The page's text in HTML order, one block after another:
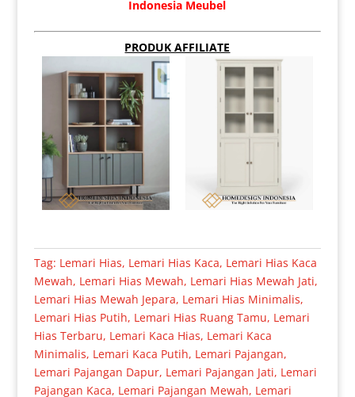
Indonesia Meubel
PRODUK AFFILIATE
Tag: Lemari Hias, Lemari Hias Kaca, Lemari Hias Kaca
Mewah, Lemari Hias Mewah, Lemari Hias Mewah Jati,
Lemari Hias Mewah Jepara, Lemari Hias Minimalis,
Lemari Hias Putih, Lemari Hias Ruang Tamu, Lemari
Hias Terbaru, Lemari Kaca Hias, Lemari Kaca
Minimalis, Lemari Kaca Putih, Lemari Pajangan,
Lemari Pajangan Dapur, Lemari Pajangan Jati, Lemari
Pajangan Kaca, Lemari Pajangan Mewah, Lemari